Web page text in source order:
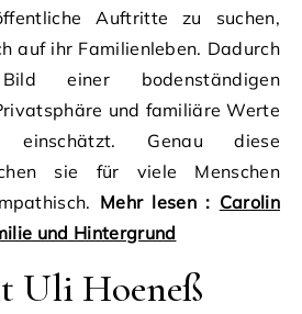
Auftritte zu suchen,
auf ihr Familienleben. Dadurch
einer bodenständigen
und familiäre Werte
einschätzt. Genau diese
sie für viele Menschen
Mehr lesen : Carolin
und Hintergrund
Uli Hoeneß